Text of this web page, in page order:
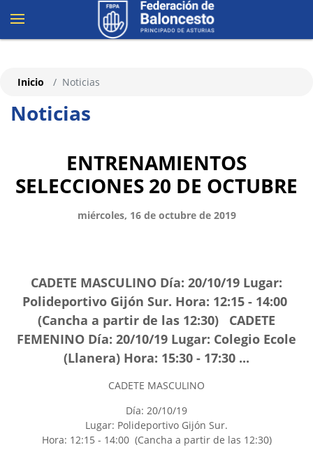
Noticias
Inicio Noticias
ENTRENAMIENTOS
SELECCIONES 20 DE OCTUBRE
miércoles, 16 de octubre de 2019
CADETE MASCULINO Día: 20/10/19 Lugar:
Polideportivo Gijón Sur. Hora: 12:15 - 14:00
(Cancha a partir de las 12:30) CADETE
FEMENINO Día: 20/10/19 Lugar: Colegio Ecole
(Llanera) Hora: 15:30 - 17:30 ...
CADETE MASCULINO
Día: 20/10/19
Lugar: Polideportivo Gijón Sur.
Hora: 12:15 - 14:00 (Cancha a partir de las 12:30)